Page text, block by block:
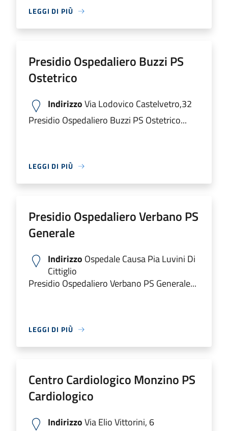
LEGGI DI PIÙ
Presidio Ospedaliero Buzzi PS
Ostetrico
IndirizzoVia Lodovico Castelvetro,32
Presidio Ospedaliero Buzzi PS Ostetrico...
LEGGI DI PIÙ
Presidio Ospedaliero Verbano PS
Generale
Indirizzo Ospedale Causa Pia Luvini Di
Cittiglio
Presidio Ospedaliero Verbano PS Generale...
LEGGI DI PIÙ
Centro Cardiologico Monzino PS
Cardiologico
IndirizzoVia Elio Vittorini, 6